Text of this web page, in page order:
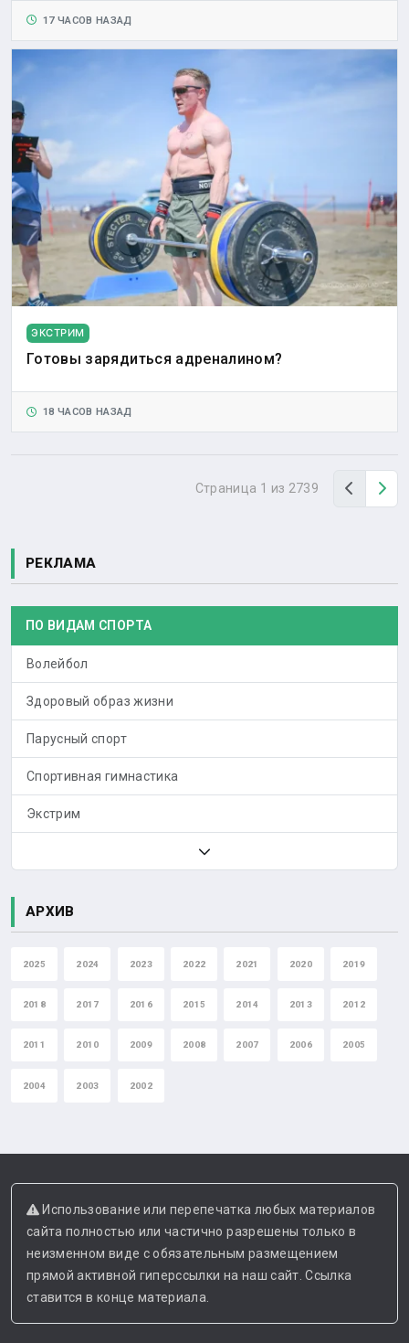
17 ЧАСОВ НАЗАД
ЭКСТРИМ
Готовы зарядиться адреналином?
18 ЧАСОВ НАЗАД
Страница 1 из 2739 Назад
РЕКЛАМА
ПО ВИДАМ СПОРТА
Волейбол
Здоровый образ жизни
Парусный спорт
Спортивная гимнастика
Экстрим
АРХИВ
2025 2024 2023 2022 2021 2020 2019
2018 2017 2016 2015 2014 2013 2012
2011 2010 2009 2008 2007 2006 2005
2004 2003 2002
Использование или перепечатка любых материалов
сайта полностью или частично разрешены только в
неизменном виде с обязательным размещением
прямой активной гиперссылки на наш сайт. Ссылка
ставится в конце материала.